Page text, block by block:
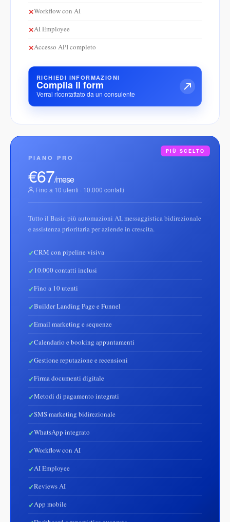
Workflow con AI
AI Employee
Accesso API completo
RICHIEDI INFORMAZIONI
Compila il form
Verrai ricontattato da un consulente
PIÙ SCELTO
PIANO PRO
€67/mese
Fino a 10 utenti · 10.000 contatti
Tutto il Basic più automazioni AI, messaggistica bidirezionale
e assistenza prioritaria per aziende in crescita.
CRM con pipeline visiva
10.000 contatti inclusi
Fino a 10 utenti
Builder Landing Page e Funnel
Email marketing e sequenze
Calendario e booking appuntamenti
Gestione reputazione e recensioni
Firma documenti digitale
Metodi di pagamento integrati
SMS marketing bidirezionale
WhatsApp integrato
Workflow con AI
AI Employee
Reviews AI
App mobile